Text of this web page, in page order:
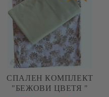
СПАЛЕН КОМПЛЕКТ
"БЕЖОВИ ЦВЕТЯ "